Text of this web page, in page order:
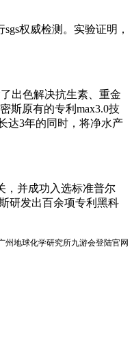
权威检测。实验证明，
出色解决抗生素、重金
斯原有的专利max3.0技
达3年的同时，将净水产
，并成功入选标准普尔
研发出百余项专利黑科
州地球化学研究所九游会登陆官网